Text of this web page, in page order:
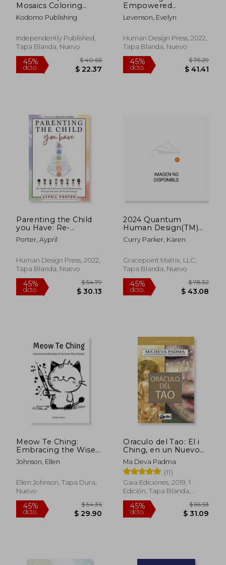
45%
dcto.
$ 40.66 45%
dcto. $
Mosaics Coloring
Book: Coloring Pages
Color by Number
Kodomo Publishing
Independently Published,
Tapa Blanda, Nuevo
$ 22.37
Empowered
Projector: Thrive With
Wisdom and
Human Design (en
Inglés)
Levenson, Evelyn
Human Design Press, 2022,
Tapa Blanda, Nuevo
45%
dcto.
Parenting the Child
you Have: Re-
Imagining the
Parent-Child
the Lens of Human
Design (en Inglés)
Porter, Aypril
Human Design Press, 2022,
Tapa Blanda, Nuevo
2024 Quantum
Human Design(TM)
Evolution Guide (en
Inglés)
Curry Parker, Karen
Gracepoint Matrix, LLC,
Tapa Blanda, Nuevo
Meow Te Ching:
Embracing the Wise
Ways of the Taoist
Kitty Lifestyle (en
Johnson, Ellen
Ellen Johnson, Tapa Dura,
Nuevo
Oraculo del Tao: El i
Ching, en un Nuevo
Enfoque Iluminado
Ma Deva Padma
(11)
Gaia Ediciones, 2019, 1
Edición, Tapa Blanda,
Nuevo